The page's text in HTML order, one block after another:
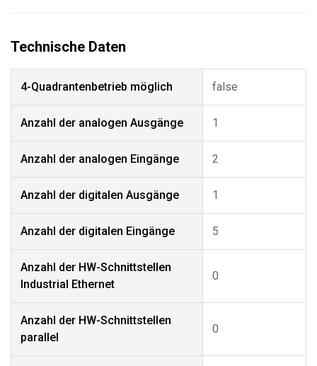
4-Quadrantenbetrieb möglich false
Anzahl der analogen Ausgänge 1
Anzahl der analogen Eingänge 2
Anzahl der digitalen Ausgänge 1
Anzahl der digitalen Eingänge 5
Anzahl der HW-Schnittstellen
Industrial Ethernet
0
Anzahl der HW-Schnittstellen
parallel
0